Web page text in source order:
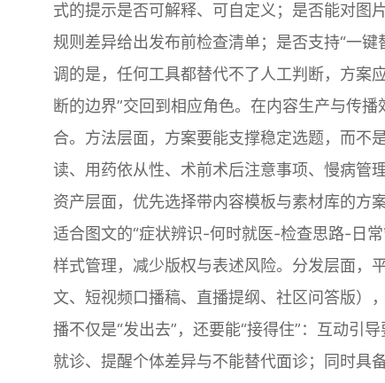
式的提示是否可解释、可自定义；是否能对图
规则差异给出发布前检查清单；是否支持“一
调的是，任何工具都替代不了人工判断，方案
断的边界”交回到相应角色。在内容生产与传
合。方法层面，方案要能支撑稳定选题，而不
读、用药依从性、术前术后注意事项、慢病管
资产层面，优先选择带内容模板与素材库的方
适合图文的“症状辨识-何时就医-检查思路-日
样式管理，减少版权与表述风险。分发层面，
文、短视频口播稿、直播提纲、社区问答版）
播不仅是“发出去”，还要能“接得住”：互动引
就诊、提醒个体差异与不能替代面诊；同时具